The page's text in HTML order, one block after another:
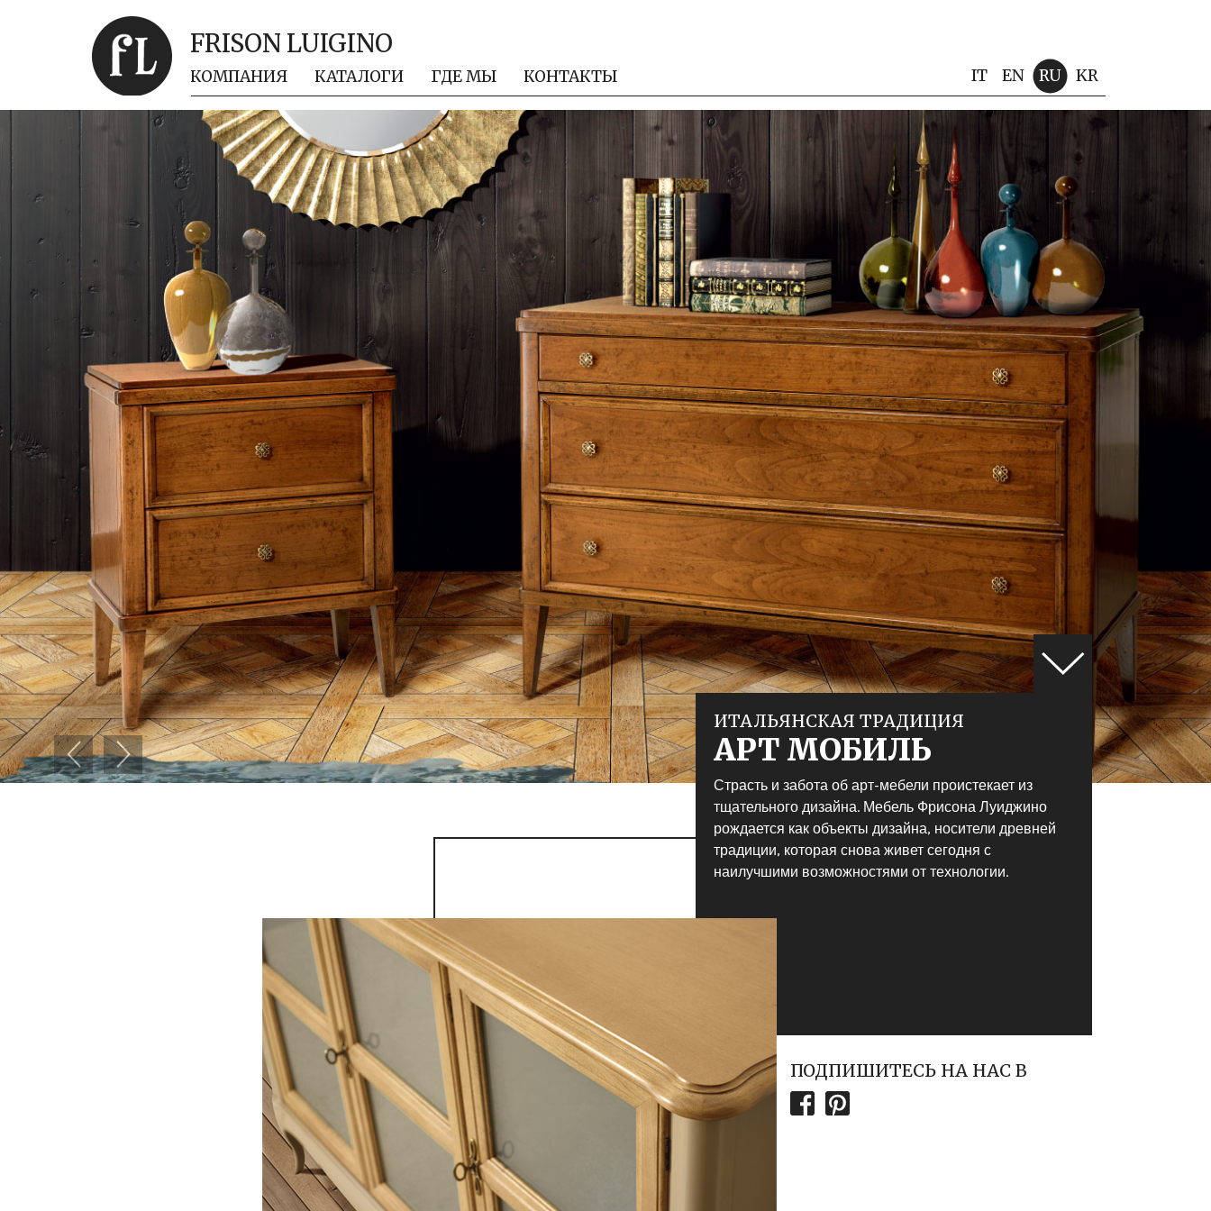
FRISON LUIGINO
КОМПАНИЯ КАТАЛОГИ ГДЕ МЫ КОНТАКТЫ IT EN RU KR
PreviousNext
ИТАЛЬЯНСКАЯ ТРАДИЦИЯ
АРТ МОБИЛЬ
Страсть и забота об арт-мебели проистекает из
тщательного дизайна. Мебель Фрисона Луиджино
рождается как объекты дизайна, носители древней
традиции, которая снова живет сегодня с
наилучшими возможностями от технологии.
ПОДПИШИТЕСЬ НА НАС В